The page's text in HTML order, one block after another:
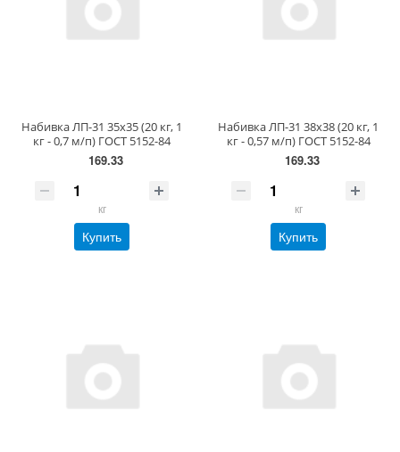
Набивка ЛП-31 35х35 (20 кг, 1
кг - 0,7 м/п) ГОСТ 5152-84
169.33
кг
Купить
Набивка ЛП-31 38х38 (20 кг, 1
кг - 0,57 м/п) ГОСТ 5152-84
169.33
кг
Купить